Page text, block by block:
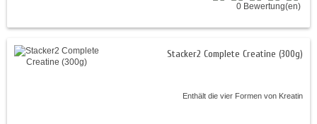
0 Bewertung(en)
Stacker2 Complete Creatine (300g)
Enthält die vier Formen von Kreatin